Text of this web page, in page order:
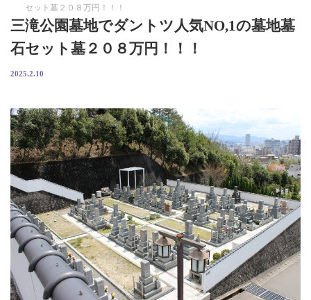
セット墓２０８万円！！！
三滝公園墓地でダントツ人気NO,1の墓地墓
石セット墓２０８万円！！！
2025.2.10